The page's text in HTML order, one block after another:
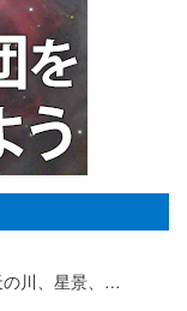
の川、星景、…